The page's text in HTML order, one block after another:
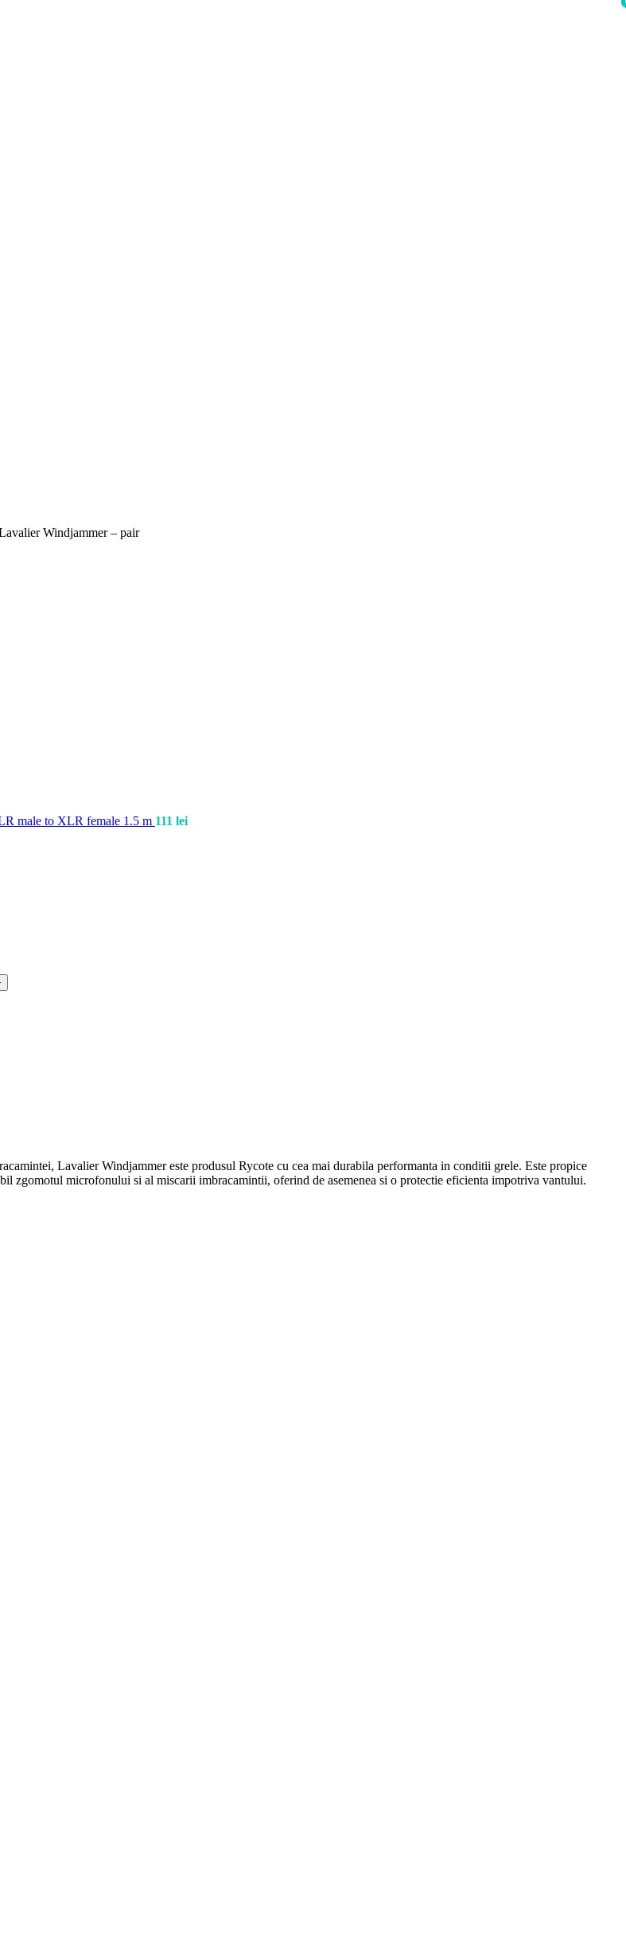
Windjammer – pair
male to XLR female 1.5 m 111 lei
Lavalier Windjammer este produsul Rycote cu cea mai durabila performanta in conditii grele. Este propice
microfonului si al miscarii imbracamintii, oferind de asemenea si o protectie eficienta impotriva vantului.